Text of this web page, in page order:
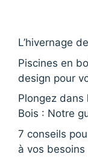
L’hivernage
Piscines en
design pour
Plongez dans
Bois : Notre
7 conseils
à vos besoins